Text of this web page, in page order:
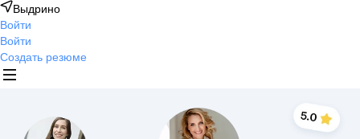
Выдрино
Войти
Войти
Создать резюме